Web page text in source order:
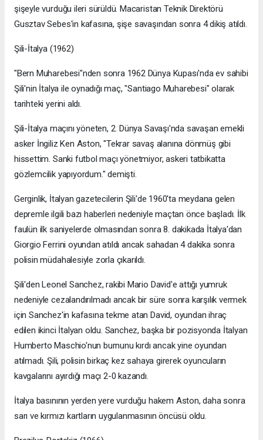
şişeyle vurduğu ileri sürüldü. Macaristan Teknik Direktörü
Gusztav Sebes'in kafasına, şişe savaşından sonra 4 dikiş atıldı.
Şili-İtalya (1962)
"Bern Muharebesi"nden sonra 1962 Dünya Kupası'nda ev sahibi
Şili'nin İtalya ile oynadığı maç, "Santiago Muharebesi" olarak
tarihteki yerini aldı.
Şili-İtalya maçını yöneten, 2. Dünya Savaşı'nda savaşan emekli
asker İngiliz Ken Aston, "Tekrar savaş alanına dönmüş gibi
hissettim. Sanki futbol maçı yönetmiyor, askeri tatbikatta
gözlemcilik yapıyordum." demişti.
Gerginlik, İtalyan gazetecilerin Şili'de 1960'ta meydana gelen
depremle ilgili bazı haberleri nedeniyle maçtan önce başladı. İlk
faulün ilk saniyelerde olmasından sonra 8. dakikada İtalya'dan
Giorgio Ferrini oyundan atıldı ancak sahadan 4 dakika sonra
polisin müdahalesiyle zorla çıkarıldı.
Şili'den Leonel Sanchez, rakibi Mario David'e attığı yumruk
nedeniyle cezalandırılmadı ancak bir süre sonra karşılık vermek
için Sanchez'in kafasına tekme atan David, oyundan ihraç
edilen ikinci İtalyan oldu. Sanchez, başka bir pozisyonda İtalyan
Humberto Maschio'nun burnunu kırdı ancak yine oyundan
atılmadı. Şili, polisin birkaç kez sahaya girerek oyuncuların
kavgalarını ayırdığı maçı 2-0 kazandı.
İtalya basınının yerden yere vurduğu hakem Aston, daha sonra
sarı ve kırmızı kartların uygulanmasının öncüsü oldu.